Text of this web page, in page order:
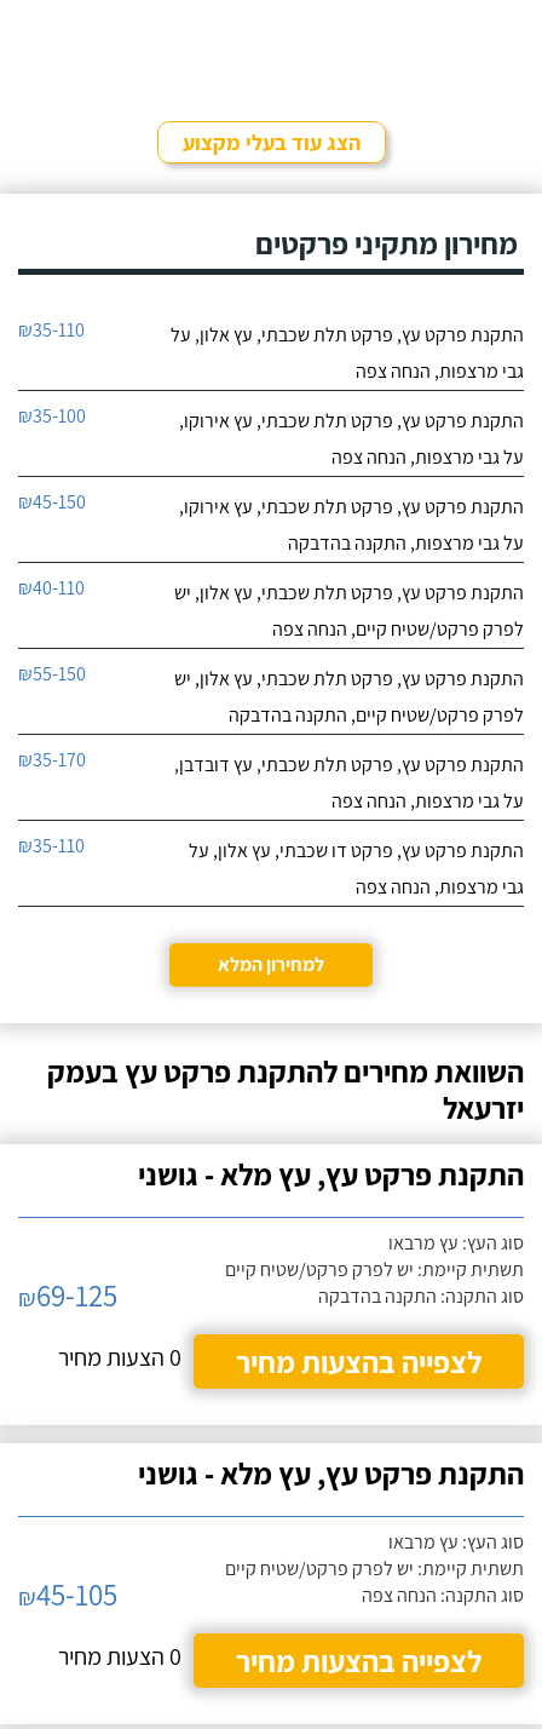
הצג עוד בעלי מקצוע
מחירון מתקיני פרקטים
התקנת פרקט עץ, פרקט תלת שכבתי, עץ אלון, על
גבי מרצפות, הנחה צפה
₪35-110
התקנת פרקט עץ, פרקט תלת שכבתי, עץ אירוקו,
על גבי מרצפות, הנחה צפה
₪35-100
התקנת פרקט עץ, פרקט תלת שכבתי, עץ אירוקו,
על גבי מרצפות, התקנה בהדבקה
₪45-150
התקנת פרקט עץ, פרקט תלת שכבתי, עץ אלון, יש
לפרק פרקט/שטיח קיים, הנחה צפה
₪40-110
התקנת פרקט עץ, פרקט תלת שכבתי, עץ אלון, יש
לפרק פרקט/שטיח קיים, התקנה בהדבקה
₪55-150
התקנת פרקט עץ, פרקט תלת שכבתי, עץ דובדבן,
על גבי מרצפות, הנחה צפה
₪35-170
התקנת פרקט עץ, פרקט דו שכבתי, עץ אלון, על
גבי מרצפות, הנחה צפה
₪35-110
למחירון המלא
השוואת מחירים להתקנת פרקט עץ בעמק
יזרעאל
התקנת פרקט עץ, עץ מלא - גושני
סוג העץ: עץ מרבאו
תשתית קיימת: יש לפרק פרקט/שטיח קיים
סוג התקנה: התקנה בהדבקה
₪69-125
לצפייה בהצעות מחיר
0 הצעות מחיר
התקנת פרקט עץ, עץ מלא - גושני
סוג העץ: עץ מרבאו
תשתית קיימת: יש לפרק פרקט/שטיח קיים
סוג התקנה: הנחה צפה
₪45-105
לצפייה בהצעות מחיר
0 הצעות מחיר